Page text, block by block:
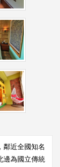
鄰近全國知名
邊為國立傳統